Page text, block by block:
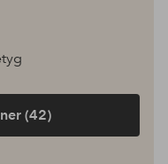
(42)